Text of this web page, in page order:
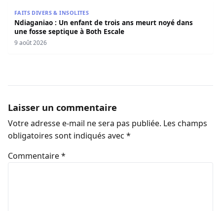
FAITS DIVERS & INSOLITES
Ndiaganiao : Un enfant de trois ans meurt noyé dans
une fosse septique à Both Escale
9 août 2026
Laisser un commentaire
Votre adresse e-mail ne sera pas publiée. Les champs
obligatoires sont indiqués avec *
Commentaire*